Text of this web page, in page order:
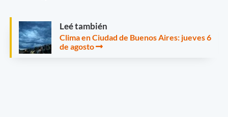
Leé también
Clima en Ciudad de Buenos Aires: jueves 6
de agosto